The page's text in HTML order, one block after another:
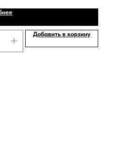
Добавить в корзину